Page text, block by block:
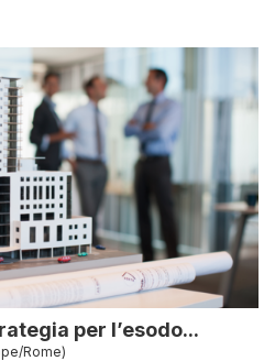
per l’esodo...
Rome)